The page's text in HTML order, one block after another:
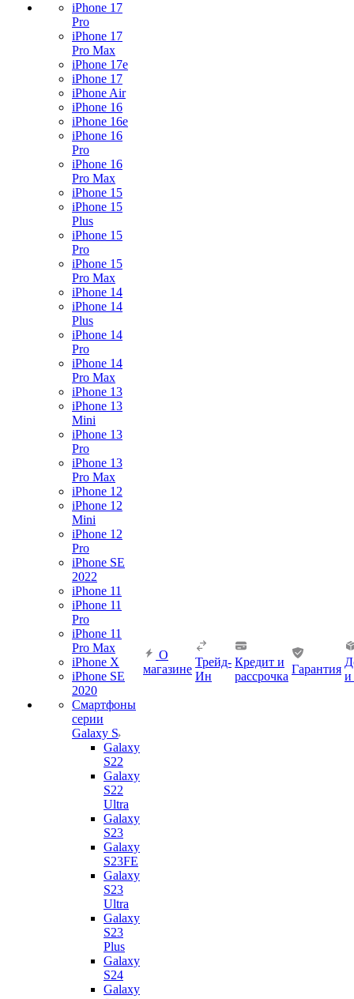
iPhone 17
Pro
iPhone 17
Pro Max
iPhone 17e
iPhone 17
iPhone Air
iPhone 16
iPhone 16e
iPhone 16
Pro
iPhone 16
Pro Max
iPhone 15
iPhone 15
Plus
iPhone 15
Pro
iPhone 15
Pro Max
iPhone 14
iPhone 14
Plus
iPhone 14
Pro
iPhone 14
Pro Max
iPhone 13
iPhone 13
Mini
iPhone 13
Pro
iPhone 13
Pro Max
iPhone 12
iPhone 12
Mini
iPhone 12
Pro
iPhone SE
2022
iPhone 11
iPhone 11
Pro
iPhone 11
Pro Max
iPhone X
iPhone SE
2020
Смартфоны
серии
Galaxy S
Galaxy
S22
Galaxy
S22
Ultra
Galaxy
S23
Galaxy
S23FE
Galaxy
S23
Ultra
Galaxy
S23
Plus
Galaxy
S24
Galaxy
О
магазине
Трейд-
Ин
Кредит и
рассрочка
Гарантия
и